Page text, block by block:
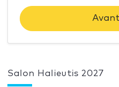
Salon Halieutis 2027